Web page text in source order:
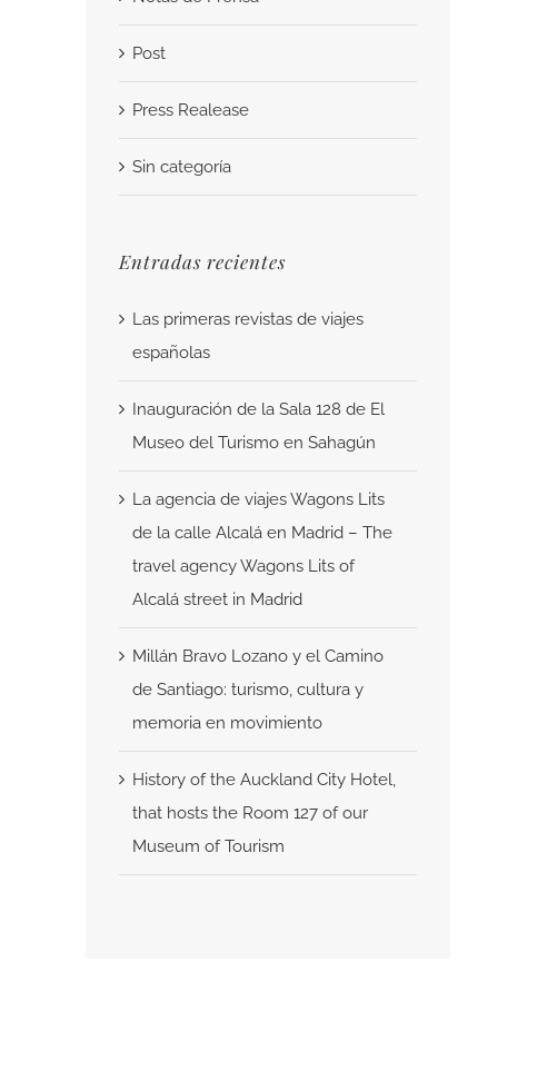
Post
Press Realease
Sin categoría
Entradas recientes
Las primeras revistas de viajes
españolas
Inauguración de la Sala 128 de El
Museo del Turismo en Sahagún
La agencia de viajes Wagons Lits
de la calle Alcalá en Madrid – The
travel agency Wagons Lits of
Alcalá street in Madrid
Millán Bravo Lozano y el Camino
de Santiago: turismo, cultura y
memoria en movimiento
History of the Auckland City Hotel,
that hosts the Room 127 of our
Museum of Tourism